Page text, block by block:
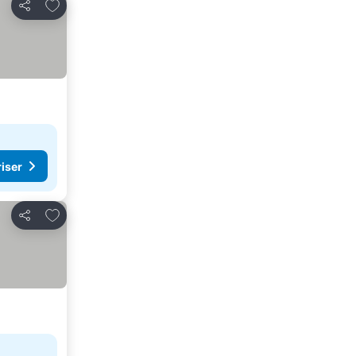
Del
Legg til i favoritter
Del
Legg til i favoritter